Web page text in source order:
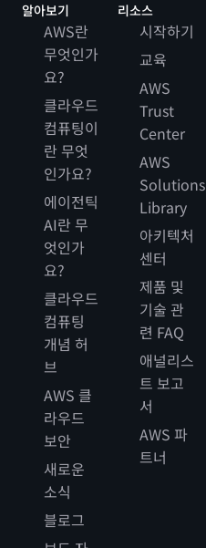
알아보기
AWS란
무엇인가
요?
클라우드
컴퓨팅이
란 무엇
인가요?
에이전틱
AI란 무
엇인가
요?
클라우드
컴퓨팅
개념 허
브
AWS 클
라우드
보안
새로운
소식
블로그
리소스
시작하기
교육
AWS
Trust
Center
AWS
Solutions
Library
아키텍처
센터
제품 및
기술 관
련 FAQ
애널리스
트 보고
서
AWS 파
트너